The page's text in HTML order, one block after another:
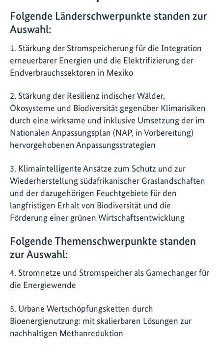
Folgende Länderschwerpunkte standen zur
Auswahl:
1. Stärkung der Stromspeicherung für die Integration
erneuerbarer Energien und die Elektrifizierung der
Endverbrauchssektoren in Mexiko
2. Stärkung der Resilienz indischer Wälder,
Ökosysteme und Biodiversität gegenüber Klimarisiken
durch eine wirksame und inklusive Umsetzung der im
Nationalen Anpassungsplan (NAP, in Vorbereitung)
hervorgehobenen Anpassungsstrategien
3. Klimaintelligente Ansätze zum Schutz und zur
Wiederherstellung südafrikanischer Graslandschaften
und der dazugehörigen Feuchtgebiete für den
langfristigen Erhalt von Biodiversität und die
Förderung einer grünen Wirtschaftsentwicklung
Folgende Themenschwerpunkte standen
zur Auswahl:
4. Stromnetze und Stromspeicher als Gamechanger für
die Energiewende
5. Urbane Wertschöpfungsketten durch
Bioenergienutzung: mit skalierbaren Lösungen zur
nachhaltigen Methanreduktion